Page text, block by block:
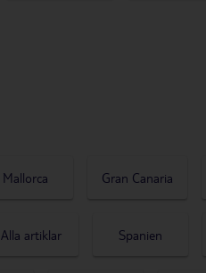
Mallorca Gran Canaria
Alla artiklar Spanien